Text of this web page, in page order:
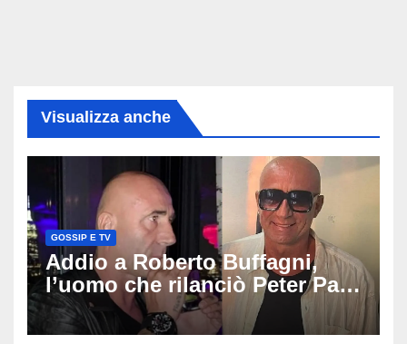
Visualizza anche
GOSSIP E TV
Addio a Roberto Buffagni,
l’uomo che rilanciò Peter Pan
e Villa delle Rose: aveva 59
anni